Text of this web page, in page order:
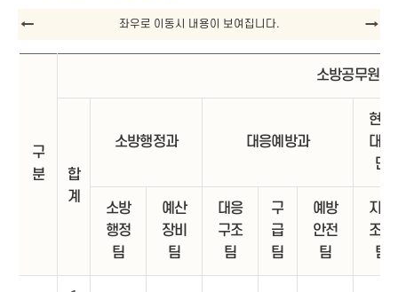
구
분
소방공무원
합
계
소방행정과 대응예방과
현장
대응
단
소방
행정
팀
예산
장비
팀
대응
구조
팀
구
급
팀
예방
안전
팀
지휘
조사
팀